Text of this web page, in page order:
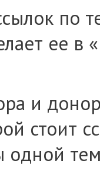
по
ее в
и
стоит